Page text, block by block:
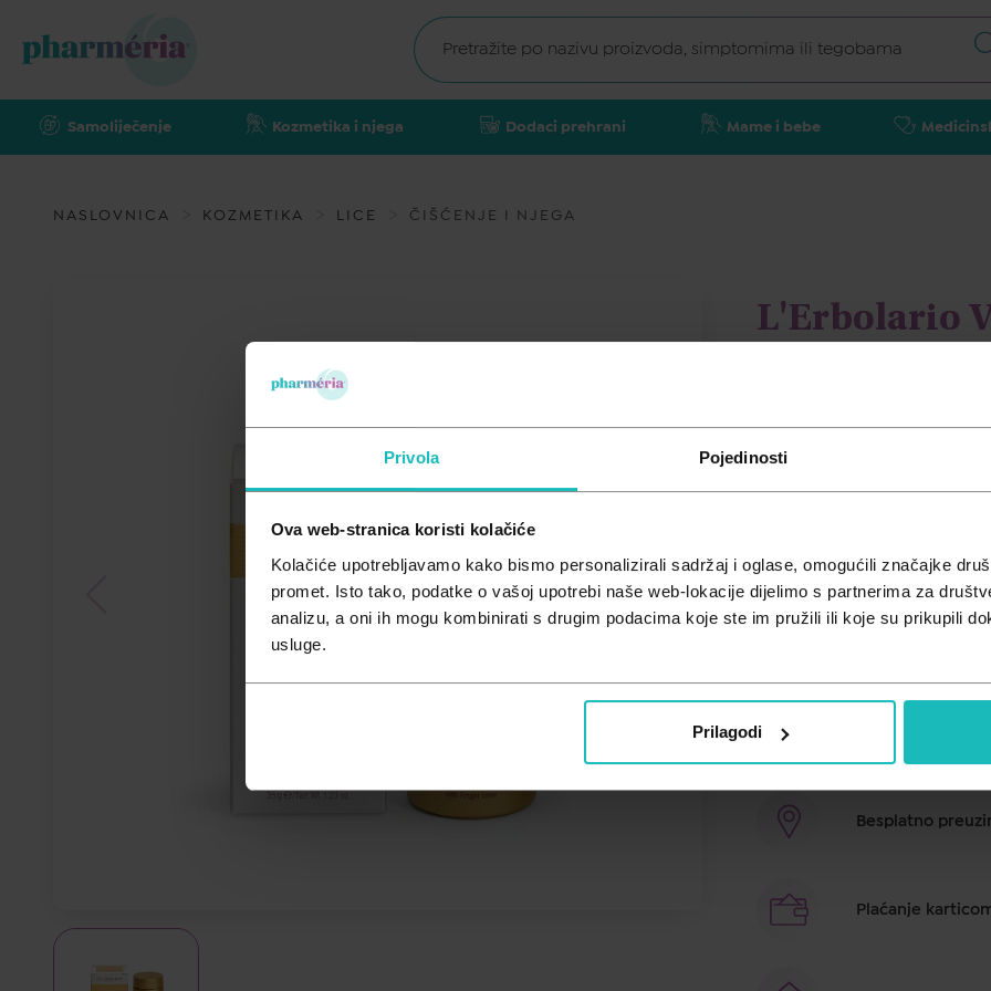
Privola Pojedinosti
Ova web-stranica koristi kolačiće
Kolačiće upotrebljavamo kako bismo personalizirali sadržaj i oglase, omogućili značajke
promet. Isto tako, podatke o vašoj upotrebi naše web-lokacije dijelimo s partnerima za
analizu, a oni ih mogu kombinirati s drugim podacima koje ste im pružili ili koje su prikupili
usluge.
Prilagodi
Samoliječenje Kozmetika i njega Dodaci prehrani Mame i bebe
NASLOVNICA KOZMETIKA LICE ČIŠĆENJE I NJEGA
L'Erbolario
čistač za
23,46 €
Čistač za lice u prahu za blistav i
lica. Revolucionarni puder za
Brza dostava u
Besplatno
Plaćanje